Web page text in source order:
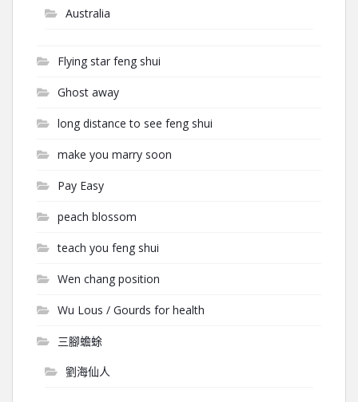
Australia
Flying star feng shui
Ghost away
long distance to see feng shui
make you marry soon
Pay Easy
peach blossom
teach you feng shui
Wen chang position
Wu Lous / Gourds for health
三腳蟾蜍
劉海仙人